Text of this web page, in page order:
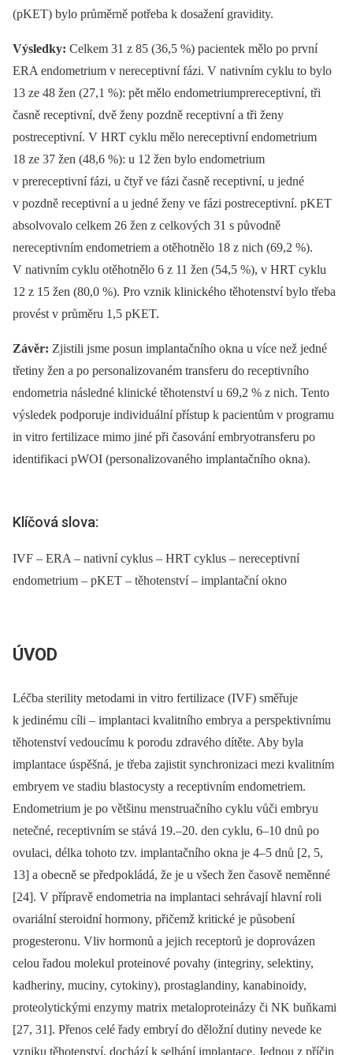
(pKET) bylo průměrně potřeba k dosažení gravidity.
Výsledky: Celkem 31 z 85 (36,5 %) pacientek mělo po první
ERA endometrium v nereceptivní fázi. V nativním cyklu to bylo
13 ze 48 žen (27,1 %): pět mělo endometriumprereceptivní, tři
časně receptivní, dvě ženy pozdně receptivní a tři ženy
postreceptivní. V HRT cyklu mělo nereceptivní endometrium
18 ze 37 žen (48,6 %): u 12 žen bylo endometrium
v prereceptivní fázi, u čtyř ve fázi časně receptivní, u jedné
v pozdně receptivní a u jedné ženy ve fázi postreceptivní. pKET
absolvovalo celkem 26 žen z celkových 31 s původně
nereceptivním endometriem a otěhotnělo 18 z nich (69,2 %).
V nativním cyklu otěhotnělo 6 z 11 žen (54,5 %), v HRT cyklu
12 z 15 žen (80,0 %). Pro vznik klinického těhotenství bylo třeba
provést v průměru 1,5 pKET.
Závěr: Zjistili jsme posun implantačního okna u více než jedné
třetiny žen a po personalizovaném transferu do receptivního
endometria následné klinické těhotenství u 69,2 % z nich. Tento
výsledek podporuje individuální přístup k pacientům v programu
in vitro fertilizace mimo jiné při časování embryotransferu po
identifikaci pWOI (personalizovaného implantačního okna).
Klíčová slova:
IVF – ERA – nativní cyklus – HRT cyklus – nereceptivní
endometrium – pKET – těhotenství – implantační okno
ÚVOD
Léčba sterility metodami in vitro fertilizace (IVF) směřuje
k jedinému cíli –⁠ implantaci kvalitního embrya a perspektivnímu
těhotenství vedoucímu k porodu zdravého dítěte. Aby byla
implantace úspěšná, je třeba zajistit synchronizaci mezi kvalitním
embryem ve stadiu blastocysty a receptivním endometriem.
Endometrium je po většinu menstruačního cyklu vůči embryu
netečné, receptivním se stává 19.–20. den cyklu, 6–10 dnů po
ovulaci, délka tohoto tzv. implantačního okna je 4–5 dnů [2, 5,
13] a obecně se předpokládá, že je u všech žen časově neměnné
[24]. V přípravě endometria na implantaci sehrávají hlavní roli
ovariální steroidní hormony, přičemž kritické je působení
progesteronu. Vliv hormonů a jejich receptorů je doprovázen
celou řadou molekul proteinové povahy (integriny, selektiny,
kadheriny, muciny, cytokiny), prostaglandiny, kanabinoidy,
proteolytickými enzymy matrix metaloproteinázy či NK buňkami
[27, 31]. Přenos celé řady embryí do děložní dutiny nevede ke
vzniku těhotenství, dochází k selhání implantace. Jednou z příčin